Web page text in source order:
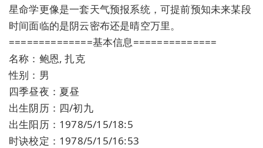
星命学更像是一套天气预报系统，可提前预知未来某段
时间面临的是阴云密布还是晴空万里。
==============基本信息==============
名称：鲍恩, 扎克
性别：男
四季昼夜：夏昼
出生阴历：四/初九
出生阳历：1978/5/15/18:5
时诀校定：1978/5/15/16:53